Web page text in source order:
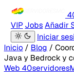
VIP JobsAñadir
Iniciar
Inicio / Blog /
Java y Bedrock y
Web